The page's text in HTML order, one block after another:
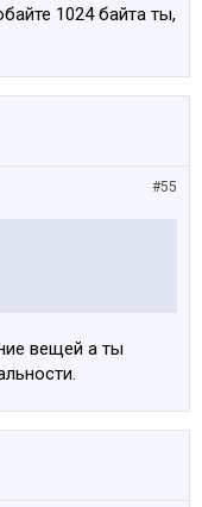
1024 байта ты,
#55
вещей а ты